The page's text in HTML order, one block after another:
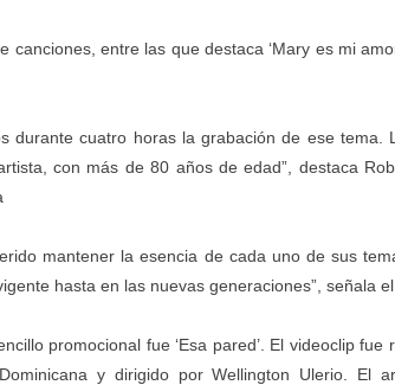
canciones, entre las que destaca ‘Mary es mi
durante cuatro horas la grabación de ese
con más de 80 años de edad”, destaca
mantener la esencia de cada uno de sus
hasta en las nuevas generaciones”, señala
promocional fue ‘Esa pared’. El videoclip
y dirigido por Wellington Ulerio. El